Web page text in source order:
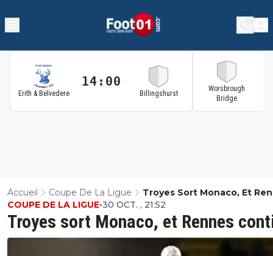
Erith & Belvedere
14:00
Billingshurst
Worsbrough
Bridge
Accueil Coupe De La Ligue
Troyes Sort Monaco, Et
Continue
Troyes sort Monaco, et Rennes
COUPE DE LA LIGUE•30 OCT. , 21:52